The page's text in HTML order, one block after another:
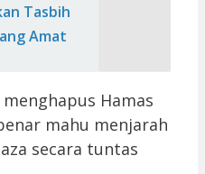
Tasbih
Amat
Hamas
mahu menjarah
secara tuntas